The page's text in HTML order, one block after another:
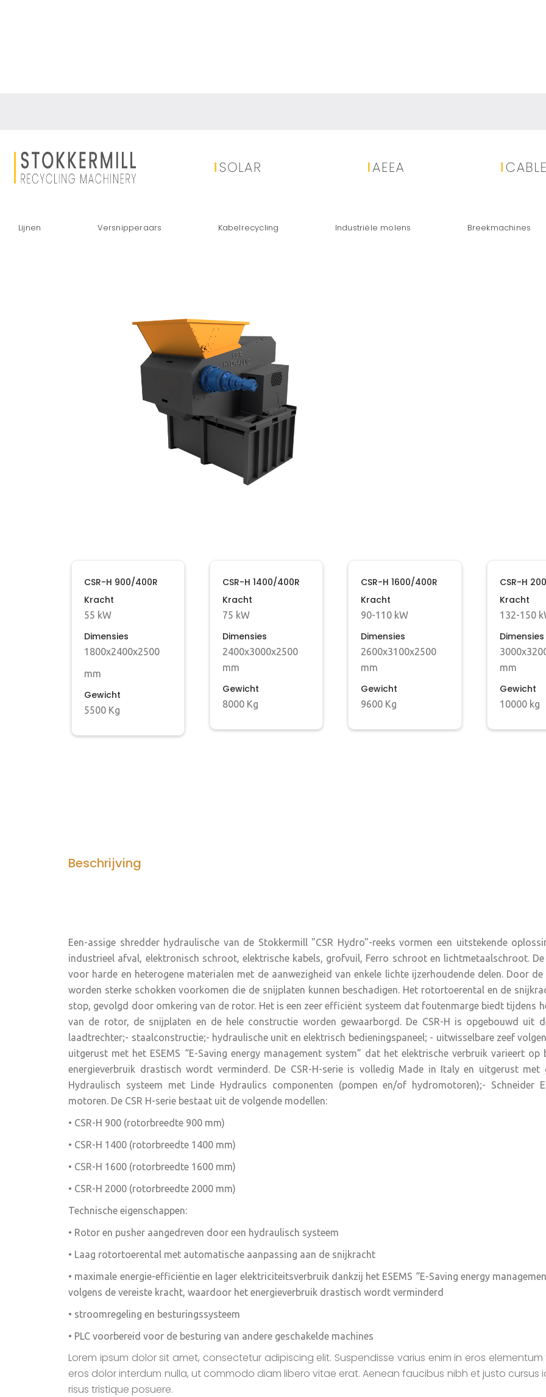
Lijnen Versnipperaars Kabelrecycling Industriële molens Breekmachines
Monohydrogeen
Een-assige shredder hydraulische oplossing voor de eerste reductie en verwerking van industrieel
CSR-H 900/400R
Kracht
55 kW
Dimensies
1800x2400x2500
mm
Gewicht
5500 Kg
CSR-H 1400/400R
Kracht
75 kW
Dimensies
2400x3000x2500
mm
Gewicht
8000 Kg
CSR-H 1600/400R
Kracht
90-110 kW
Dimensies
2600x3100x2500
mm
Gewicht
9600 Kg
CSR-H
Kracht
132-150
Dimensies
mm
Gewicht
10000 kg
Beschrijving
Een-assige shredder hydraulische van de Stokkermill "CSR Hydro"-reeks vormen een uitstekende
industrieel afval, elektronisch schroot, elektrische kabels, grofvuil, Ferro schroot en lichtmetaalschroot.
voor harde en heterogene materialen met de aanwezigheid van enkele lichte ijzerhoudende delen. Door
worden sterke schokken voorkomen die de snijplaten kunnen beschadigen. Het rotortoerental en de
stop, gevolgd door omkering van de rotor. Het is een zeer efficiënt systeem dat foutenmarge biedt tijdens
van de rotor, de snijplaten en de hele constructie worden gewaarborgd. De CSR-H is opgebouwd uit
laadtrechter;- staalconstructie;- hydraulische unit en elektrisch bedieningspaneel; - uitwisselbare zeef
uitgerust met het ESEMS “E-Saving energy management system” dat het elektrische verbruik varieert
energieverbruik drastisch wordt verminderd. De CSR-H-serie is volledig Made in Italy en uitgerust met
Hydraulisch systeem met Linde Hydraulics componenten (pompen en/of hydromotoren);- Schneider
motoren. De CSR H-serie bestaat uit de volgende modellen:
• CSR-H 900 (rotorbreedte 900 mm)
• CSR-H 1400 (rotorbreedte 1400 mm)
• CSR-H 1600 (rotorbreedte 1600 mm)
• CSR-H 2000 (rotorbreedte 2000 mm)
Technische eigenschappen:
• Rotor en pusher aangedreven door een hydraulisch systeem
• Laag rotortoerental met automatische aanpassing aan de snijkracht
• maximale energie-efficiëntie en lager elektriciteitsverbruik dankzij het ESEMS “E-Saving energy
volgens de vereiste kracht, waardoor het energieverbruik drastisch wordt verminderd
• stroomregeling en besturingssysteem
• PLC voorbereid voor de besturing van andere geschakelde machines
Lorem ipsum dolor sit amet, consectetur adipiscing elit. Suspendisse varius enim in eros elementum
eros dolor interdum nulla, ut commodo diam libero vitae erat. Aenean faucibus nibh et justo cursus
risus tristique posuere.